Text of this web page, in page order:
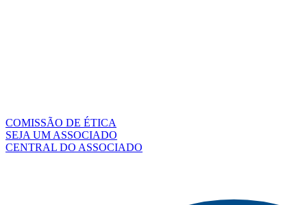
COMISSÃO DE ÉTICA
SEJA UM ASSOCIADO
CENTRAL DO ASSOCIADO